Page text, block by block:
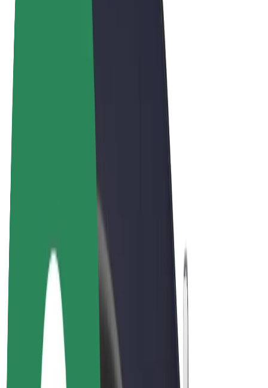
Ingresos de conductor/a
Repartidores
Ingresos de repartidor
Comercios de Bolt Food
Flotas
Franquicias
Empresa